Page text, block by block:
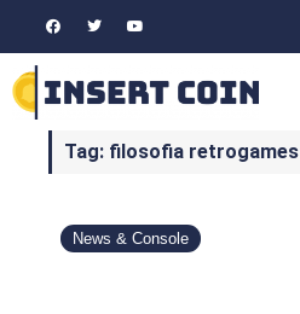
Tag: filosofia retrogames
News & Console